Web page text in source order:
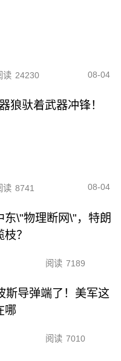
读 24230 08-04
狼驮着武器冲锋！
读 8741 08-04
东\"物理断网\"，特朗
？
阅读 7189
斯导弹端了！美军这
哪
阅读 7010